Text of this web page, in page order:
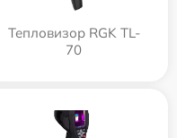
Тепловизор RGK TL-
70